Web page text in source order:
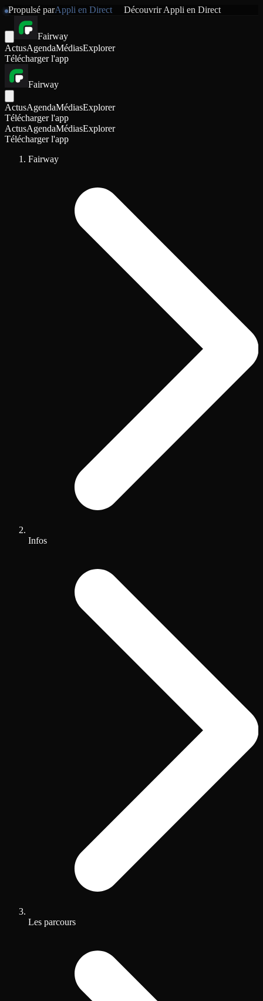
Propulsé parAppli en Direct DécouvrirAppli en Direct
Fairway
ActusAgendaMédiasExplorer
Télécharger l'app
Fairway
ActusAgendaMédiasExplorer
Télécharger l'app
ActusAgendaMédiasExplorer
Télécharger l'app
Fairway
Infos
Les parcours